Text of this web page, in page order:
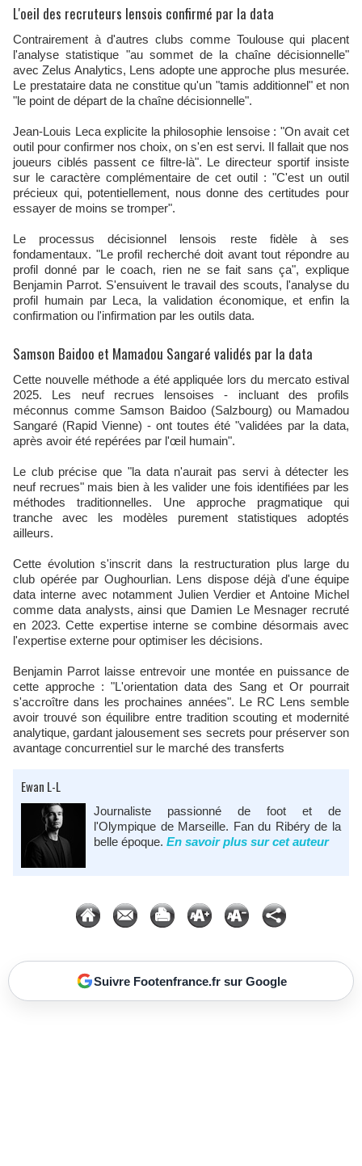
L'oeil des recruteurs lensois confirmé par la data
Contrairement à d'autres clubs comme Toulouse qui placent
l'analyse statistique "au sommet de la chaîne décisionnelle"
avec Zelus Analytics, Lens adopte une approche plus mesurée.
Le prestataire data ne constitue qu'un "tamis additionnel" et non
"le point de départ de la chaîne décisionnelle".
Jean-Louis Leca explicite la philosophie lensoise : "On avait cet
outil pour confirmer nos choix, on s'en est servi. Il fallait que nos
joueurs ciblés passent ce filtre-là". Le directeur sportif insiste
sur le caractère complémentaire de cet outil : "C'est un outil
précieux qui, potentiellement, nous donne des certitudes pour
essayer de moins se tromper".
Le processus décisionnel lensois reste fidèle à ses
fondamentaux. "Le profil recherché doit avant tout répondre au
profil donné par le coach, rien ne se fait sans ça", explique
Benjamin Parrot. S'ensuivent le travail des scouts, l'analyse du
profil humain par Leca, la validation économique, et enfin la
confirmation ou l'infirmation par les outils data.
Samson Baidoo et Mamadou Sangaré validés par la data
Cette nouvelle méthode a été appliquée lors du mercato estival
2025. Les neuf recrues lensoises - incluant des profils
méconnus comme Samson Baidoo (Salzbourg) ou Mamadou
Sangaré (Rapid Vienne) - ont toutes été "validées par la data,
après avoir été repérées par l'œil humain".
Le club précise que "la data n'aurait pas servi à détecter les
neuf recrues" mais bien à les valider une fois identifiées par les
méthodes traditionnelles. Une approche pragmatique qui
tranche avec les modèles purement statistiques adoptés
ailleurs.
Cette évolution s'inscrit dans la restructuration plus large du
club opérée par Oughourlian. Lens dispose déjà d'une équipe
data interne avec notamment Julien Verdier et Antoine Michel
comme data analysts, ainsi que Damien Le Mesnager recruté
en 2023. Cette expertise interne se combine désormais avec
l'expertise externe pour optimiser les décisions.
Benjamin Parrot laisse entrevoir une montée en puissance de
cette approche : "L'orientation data des Sang et Or pourrait
s'accroître dans les prochaines années". Le RC Lens semble
avoir trouvé son équilibre entre tradition scouting et modernité
analytique, gardant jalousement ses secrets pour préserver son
avantage concurrentiel sur le marché des transferts
Ewan L-L
Journaliste passionné de foot et de
l'Olympique de Marseille. Fan du Ribéry de la
belle époque. En savoir plus sur cet auteur
Suivre Footenfrance.fr sur Google